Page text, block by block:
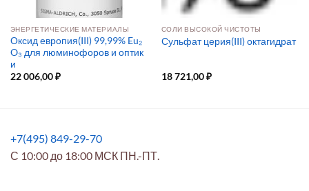
ЭНЕРГЕТИЧЕСКИЕ МАТЕРИАЛЫ
Оксид европия(III) 99,99% Eu₂
O₃ для люминофоров и оптик
и
22 006,00₽
СОЛИ ВЫСОКОЙ ЧИСТОТЫ
Сульфат церия(III) октагидрат
18 721,00₽
+7(495) 849-29-70
С 10:00 до 18:00 МСК ПН.-ПТ.